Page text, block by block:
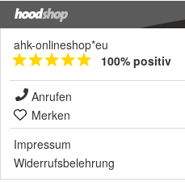
ahk-onlineshop*eu
100% positiv
Anrufen
Merken
Impressum
Widerrufsbelehrung